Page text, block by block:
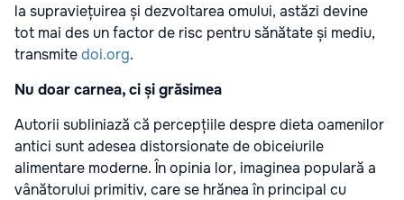
la supraviețuirea și dezvoltarea omului, astăzi devine
tot mai des un factor de risc pentru sănătate și mediu,
transmitedoi.org.
Nu doar carnea, ci și grăsimea
Autorii subliniază că percepțiile despre dieta oamenilor
antici sunt adesea distorsionate de obiceiurile
alimentare moderne. În opinia lor, imaginea populară a
vânătorului primitiv, care se hrănea în principal cu